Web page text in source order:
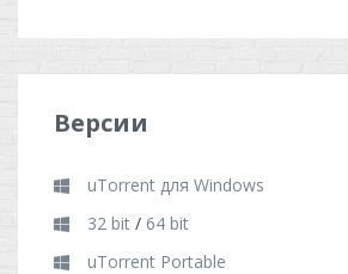
Версии
uTorrent для Windows
32 bit / 64 bit
uTorrent Portable